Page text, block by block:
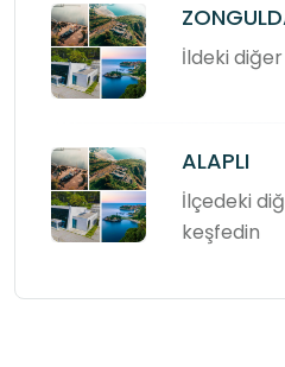
İldeki
ALAPLI
İlçedeki
keşfedin